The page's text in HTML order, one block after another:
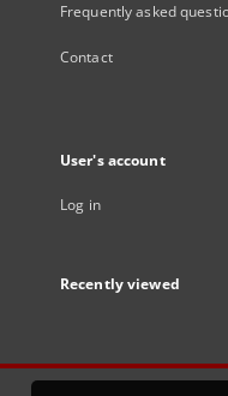
Frequently asked
Contact
User's account
Log in
Recently viewed